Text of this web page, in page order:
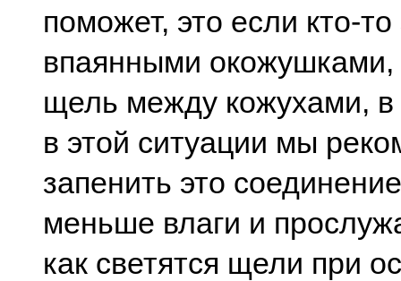
поможет, это если кто-
впаянными
щель между кожухами, в
в этой ситуации мы
запенить это
меньше влаги и
как светятся щели при